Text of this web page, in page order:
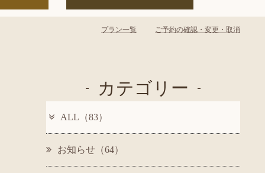
プラン一覧 ご予約の確認・変更・取消
カテゴリー
ALL（83）
お知らせ（64）